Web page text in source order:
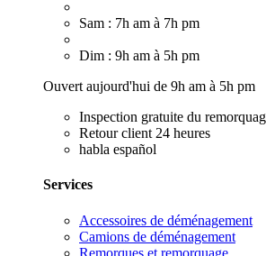
Sam : 7h am à 7h pm
Dim : 9h am à 5h pm
Ouvert aujourd'hui de 9h am à 5h pm
Inspection gratuite du
Retour client 24 heures
habla español
Services
Accessoires de déménagement
Camions de déménagement
Remorques et remorquage